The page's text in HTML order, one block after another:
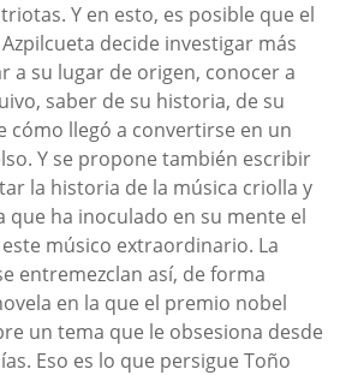
Y en esto, es posible que el
decide investigar más
a su lugar de origen, conocer a
saber de su historia, de su
cómo llegó a convertirse en un
Y se propone también escribir
la historia de la música criolla y
que ha inoculado en su mente el
músico extraordinario. La
entremezclan así, de forma
en la que el premio nobel
un tema que le obsesiona desde
Eso es lo que persigue Toño